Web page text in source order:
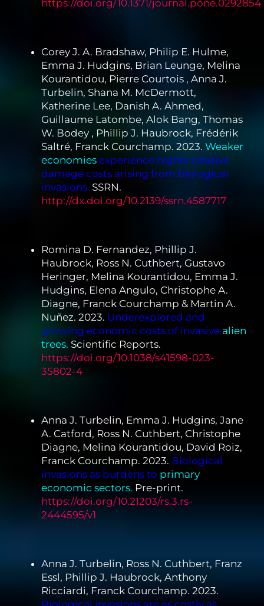
https://doi.org/10.1371/journal.pone.0292854
Corey J. A. Bradshaw, Philip E. Hulme,
Emma J. Hudgins, Brian Leunge, Melina
Kourantidou, Pierre Courtois , Anna J.
Turbelin, Shana M. McDermott,
Katherine Lee, Danish A. Ahmed,
Guillaume Latombe, Alok Bang, Thomas
W. Bodey , Phillip J. Haubrock, Frédérik
Saltré, Franck Courchamp. 2023. Weaker
economies experience higher relative
damage costs arising from biological
invasions. SSRN.
http://dx.doi.org/10.2139/ssrn.4587717
Romina D. Fernandez, Phillip J.
Haubrock, Ross N. Cuthbert, Gustavo
Heringer, Melina Kourantidou, Emma J.
Hudgins, Elena Angulo, Christophe A.
Diagne, Franck Courchamp & Martin A.
Nuñez. 2023. Underexplored and
growing economic costs of invasive alien
trees. Scientific Reports.
https://doi.org/10.1038/s41598-023-
35802-4
Anna J. Turbelin, Emma J. Hudgins, Jane
A. Catford, Ross N. Cuthbert, Christophe
Diagne, Melina Kourantidou, David Roiz,
Franck Courchamp. 2023. Biological
invasions as burdens to primary
economic sectors. Pre-print.
https://doi.org/10.21203/rs.3.rs-
2444595/v1
Anna J. Turbelin, Ross N. Cuthbert, Franz
Essl, Phillip J. Haubrock, Anthony
Ricciardi, Franck Courchamp. 2023.